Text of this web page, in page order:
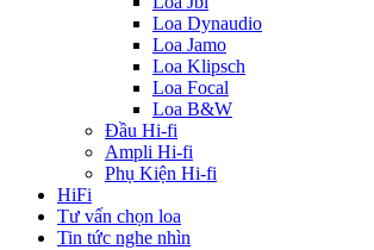
Loa Dynaudio
Loa Jamo
Loa Klipsch
Loa Focal
Loa B&W
Đầu Hi-fi
Ampli Hi-fi
Phụ Kiện Hi-fi
HiFi
Tư vấn chọn loa
Tin tức nghe nhìn